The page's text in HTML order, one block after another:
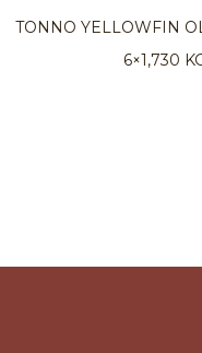
TONNO YELLOWFIN
6×1,730